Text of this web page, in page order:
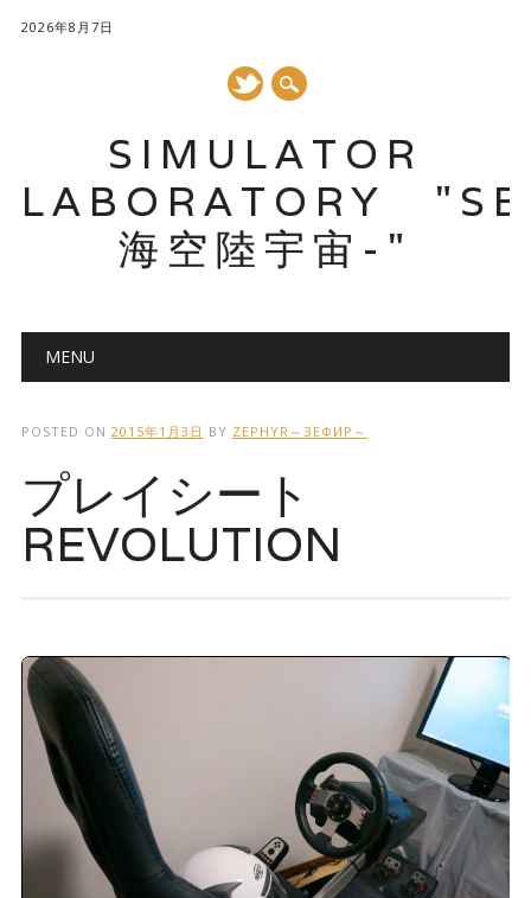
2026年8月7日
SIMULATOR
LABORATORY
海空陸宇宙-"
メインメニュー
キ
ッ
MENU
POSTED ON 2015年1月3日 BY ZEPHYR～ЗЕФИР～
プレイシート
REVOLUTION